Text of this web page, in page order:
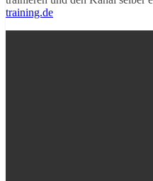
training.de